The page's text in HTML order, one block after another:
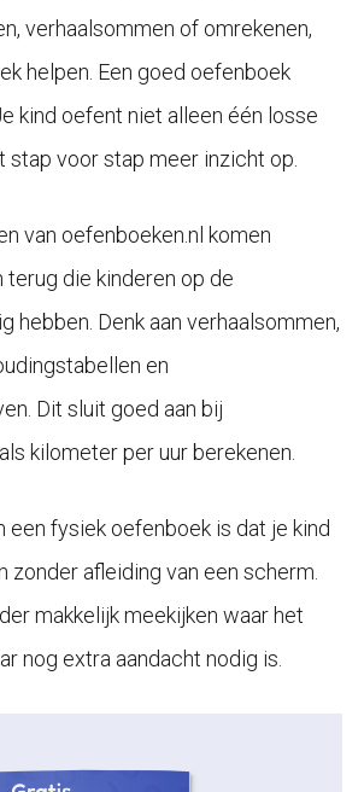
verhaalsommen of omrekenen,
helpen. Een goed oefenboek
kind oefent niet alleen één losse
stap voor stap meer inzicht op.
van oefenboeken.nl komen
die kinderen op de
hebben. Denk aan verhaalsommen,
en
Dit sluit goed aan bij
kilometer per uur berekenen.
een fysiek oefenboek is dat je kind
zonder afleiding van een scherm.
makkelijk meekijken waar het
nog extra aandacht nodig is.